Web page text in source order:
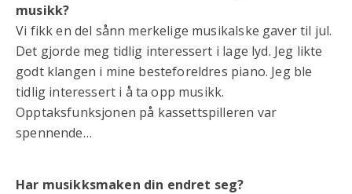
musikk?
Vi fikk en del sånn merkelige musikalske gaver til jul.
Det gjorde meg tidlig interessert i lage lyd. Jeg likte
godt klangen i mine besteforeldres piano. Jeg ble
tidlig interessert i å ta opp musikk.
Opptaksfunksjonen på kassettspilleren var
spennende…
Har musikksmaken din endret seg?